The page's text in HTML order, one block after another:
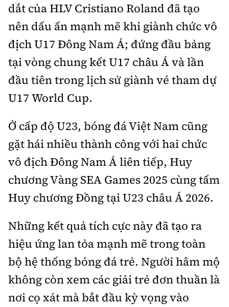
dắt của HLV Cristiano Roland đã tạo
nên dấu ấn mạnh mẽ khi giành chức vô
địch U17 Đông Nam Á; đứng đầu bảng
tại vòng chung kết U17 châu Á và lần
đầu tiên trong lịch sử giành vé tham dự
U17 World Cup.
Ở cấp độ U23, bóng đá Việt Nam cũng
gặt hái nhiều thành công với hai chức
vô địch Đông Nam Á liên tiếp, Huy
chương Vàng SEA Games 2025 cùng tấm
Huy chương Đồng tại U23 châu Á 2026.
Những kết quả tích cực này đã tạo ra
hiệu ứng lan tỏa mạnh mẽ trong toàn
bộ hệ thống bóng đá trẻ. Người hâm mộ
không còn xem các giải trẻ đơn thuần là
nơi cọ xát mà bắt đầu kỳ vọng vào